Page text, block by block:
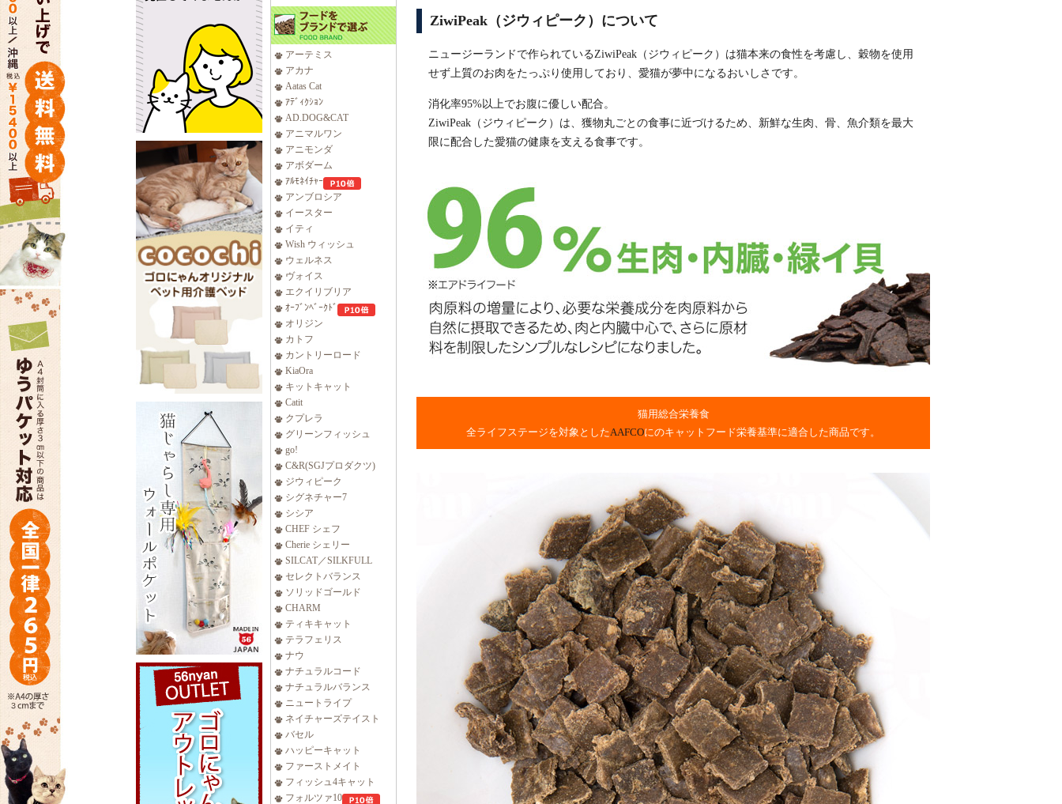
アーテミス
アカナ
Aatas Cat
ｱﾃﾞｨｸｼｮﾝ
AD.DOG&CAT
アニマルワン
アニモンダ
アボダーム
ｱﾙﾓﾈｲﾁｬｰ
アンブロシア
イースター
イティ
Wish ウィッシュ
ウェルネス
ヴォイス
エクイリブリア
ｵｰﾌﾞﾝﾍﾞｰｸﾄﾞ
オリジン
カトフ
カントリーロード
KiaOra
キットキャット
Catit
クプレラ
グリーンフィッシュ
go!
C&R(SGJプロダクツ)
ジウィピーク
シグネチャー7
シシア
CHEF シェフ
Cherie シェリー
SILCAT／SILKFULL
セレクトバランス
ソリッドゴールド
CHARM
ティキキャット
テラフェリス
ナウ
ナチュラルコード
ナチュラルバランス
ニュートライプ
ネイチャーズテイスト
バセル
ハッピーキャット
ファーストメイト
フィッシュ4キャット
フォルツァ10
ZiwiPeak（ジウィピーク）について
ニュージーランドで作られているZiwiPeak（ジウィピーク）は猫本来の食性を考慮し、穀物を使用
せず上質のお肉をたっぷり使用しており、愛猫が夢中になるおいしさです。
消化率95%以上でお腹に優しい配合。
ZiwiPeak（ジウィピーク）は、獲物丸ごとの食事に近づけるため、新鮮な生肉、骨、魚介類を最大
限に配合した愛猫の健康を支える食事です。
猫用総合栄養食
全ライフステージを対象としたAAFCOにのキャットフード栄養基準に適合した商品です。